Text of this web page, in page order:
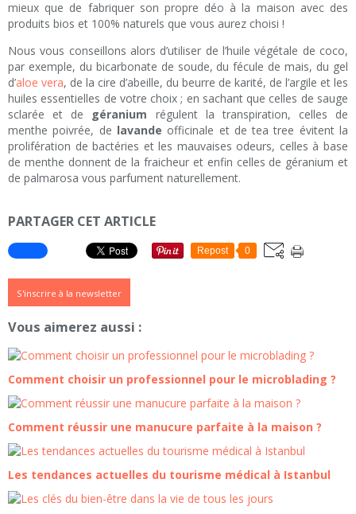
mieux que de fabriquer son propre déo à la maison avec des
produits bios et 100% naturels que vous aurez choisi !
Nous vous conseillons alors d’utiliser de l’huile végétale de coco,
par exemple, du bicarbonate de soude, du fécule de mais, du gel
d’aloe vera, de la cire d’abeille, du beurre de karité, de l’argile et les
huiles essentielles de votre choix ; en sachant que celles de sauge
sclarée et de géranium régulent la transpiration, celles de
menthe poivrée, de lavande officinale et de tea tree évitent la
prolifération de bactéries et les mauvaises odeurs, celles à base
de menthe donnent de la fraicheur et enfin celles de géranium et
de palmarosa vous parfument naturellement.
PARTAGER CET ARTICLE
Repost 0
S'inscrire à la newsletter
Vous aimerez aussi :
Comment choisir un professionnel pour le microblading ?
Comment réussir une manucure parfaite à la maison ?
Les tendances actuelles du tourisme médical à Istanbul